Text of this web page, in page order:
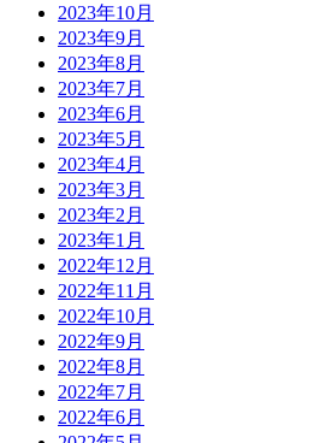
2023年10月
2023年9月
2023年8月
2023年7月
2023年6月
2023年5月
2023年4月
2023年3月
2023年2月
2023年1月
2022年12月
2022年11月
2022年10月
2022年9月
2022年8月
2022年7月
2022年6月